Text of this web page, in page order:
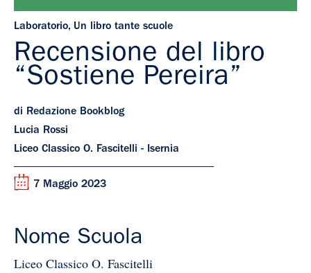
Laboratorio, Un libro tante scuole
Recensione del libro
“Sostiene Pereira”
di Redazione Bookblog
Lucia Rossi
Liceo Classico O. Fascitelli - Isernia
7 Maggio 2023
Nome Scuola
Liceo Classico O. Fascitelli